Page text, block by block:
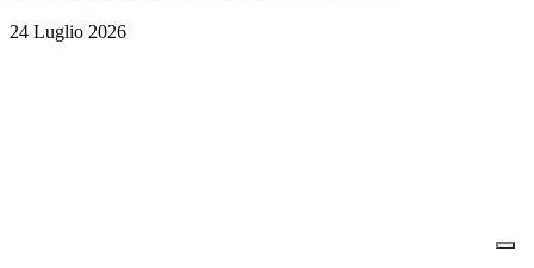
24 Luglio 2026